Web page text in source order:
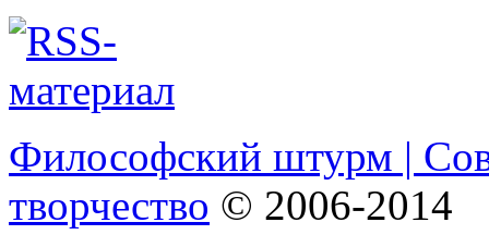
Философский штурм |
творчество © 2006-2014